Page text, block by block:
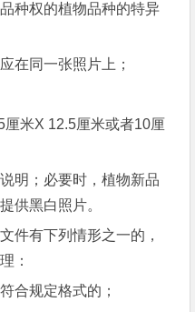
种权的植物品种的特异
在同一张照片上；
米X 12.5厘米或者10厘
明；必要时，植物新品
供黑白照片。
件有下列情形之一的，
：
合规定格式的；